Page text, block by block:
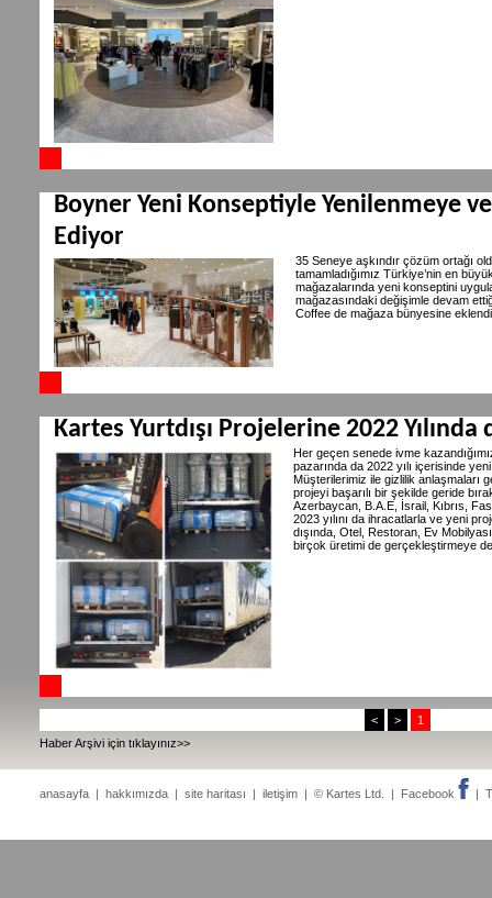
Boyner Yeni Konseptiyle Yenilenmeye
Ediyor
35 Seneye aşkındır çözüm ortağı
tamamladığımız Türkiye’nin en
mağazalarında yeni konseptini
mağazasındaki değişimle devam
Coffee de mağaza bünyesine
Kartes Yurtdışı Projelerine 2022
Her geçen senede ivme
pazarında da 2022 yılı içerisinde
Müşterilerimiz ile gizlilik anlaşmaları
projeyi başarılı bir şekilde geride
Azerbaycan, B.A.E, İsrail, Kıbrıs,
2023 yılını da ihracatlarla ve yeni
dışında, Otel, Restoran, Ev
birçok üretimi de gerçekleştirmeye
< >
1
Haber Arşivi için tıklayınız>>
anasayfa | hakkımızda | site haritası | iletişim | © Kartes Ltd. | Facebook |